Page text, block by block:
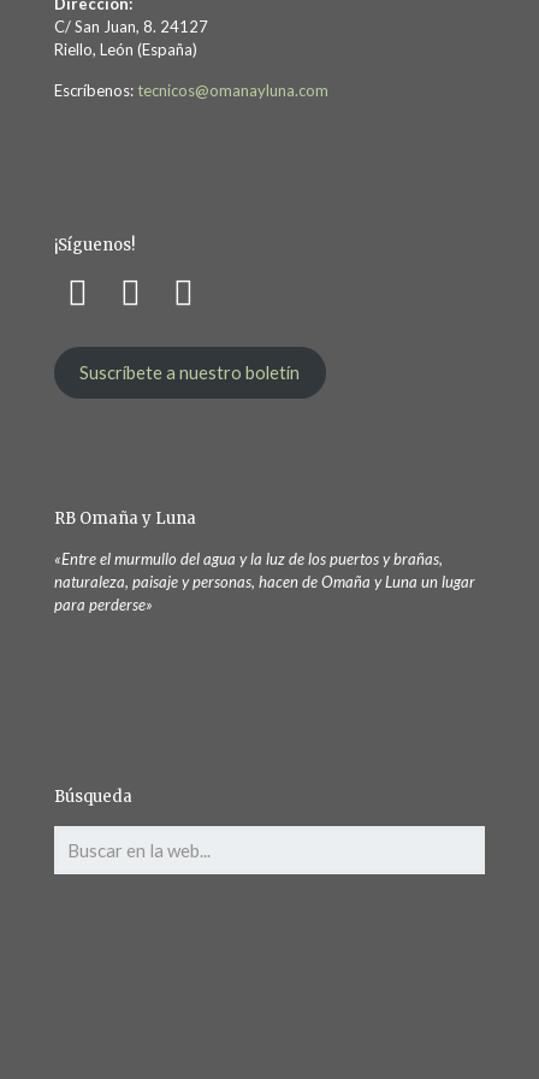
C/ San Juan, 8. 24127
Riello, León (España)
Escríbenos: tecnicos@omanayluna.com
¡Síguenos!
Suscríbete a nuestro boletín
RB Omaña y Luna
«Entre el murmullo del agua y la luz de los puertos y brañas,
naturaleza, paisaje y personas, hacen de Omaña y Luna un lugar
para perderse»
Búsqueda